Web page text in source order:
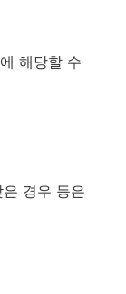
해당할 수
경우 등은